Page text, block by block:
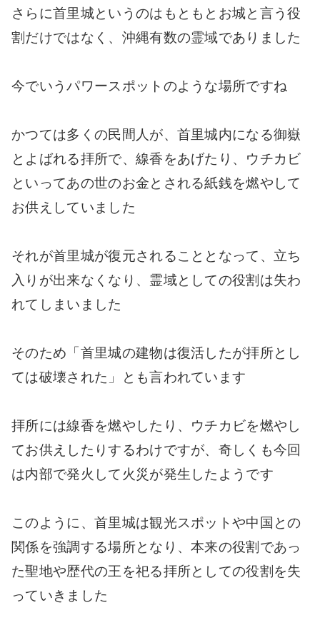
さらに首里城というのはもともとお城と言う役
割だけではなく、沖縄有数の霊域でありました
今でいうパワースポットのような場所ですね
かつては多くの民間人が、首里城内になる御嶽
とよばれる拝所で、線香をあげたり、ウチカビ
といってあの世のお金とされる紙銭を燃やして
お供えしていました
それが首里城が復元されることとなって、立ち
入りが出来なくなり、霊域としての役割は失わ
れてしまいました
そのため「首里城の建物は復活したが拝所とし
ては破壊された」とも言われています
拝所には線香を燃やしたり、ウチカビを燃やし
てお供えしたりするわけですが、奇しくも今回
は内部で発火して火災が発生したようです
このように、首里城は観光スポットや中国との
関係を強調する場所となり、本来の役割であっ
た聖地や歴代の王を祀る拝所としての役割を失
っていきました